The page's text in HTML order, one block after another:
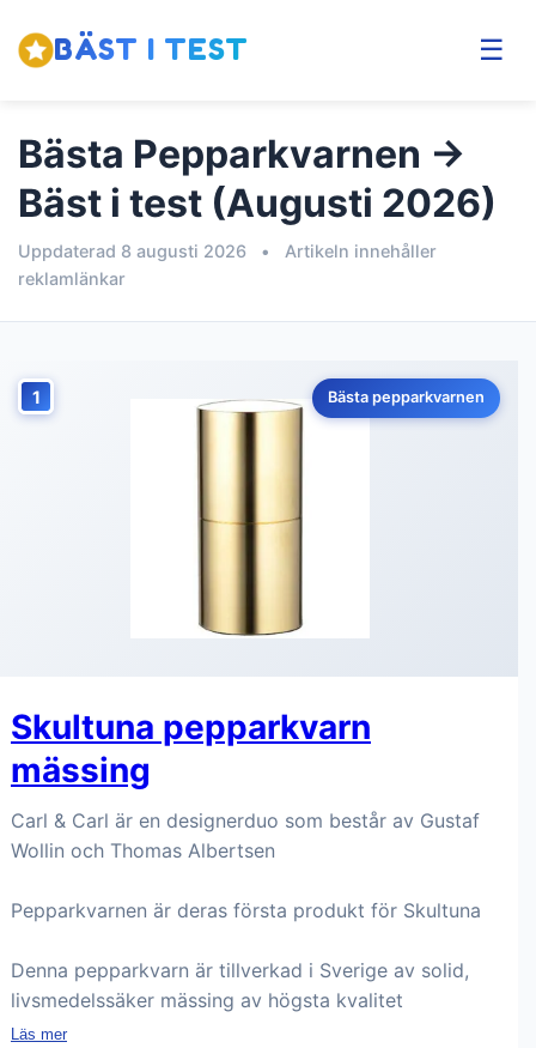
BÄST I TEST ☰
Bästa Pepparkvarnen →
Bäst i test (Augusti 2026)
Uppdaterad 8 augusti 2026 •
Artikeln innehåller
reklamlänkar
1 Bästa pepparkvarnen
Skultuna pepparkvarn
mässing
Carl & Carl är en designerduo som består av Gustaf
Wollin och Thomas Albertsen
Pepparkvarnen är deras första produkt för Skultuna
Denna pepparkvarn är tillverkad i Sverige av solid,
livsmedelssäker mässing av högsta kvalitet
Läs mer